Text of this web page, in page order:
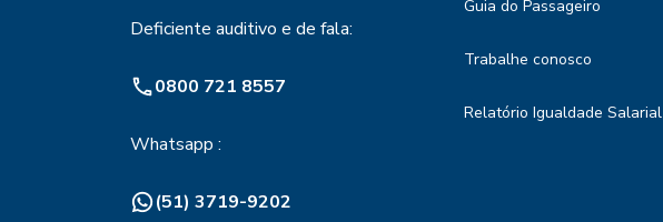
Deficiente auditivo e de fala:
0800 721 8557
Whatsapp :
(51) 3719-9202
Guia do Passageiro
Trabalhe conosco
Relatório Igualdade Salarial